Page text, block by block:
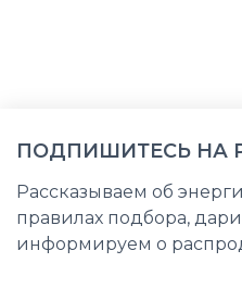
ПОДПИШИТЕСЬ НА
Рассказываем об
правилах подбора,
информируем о